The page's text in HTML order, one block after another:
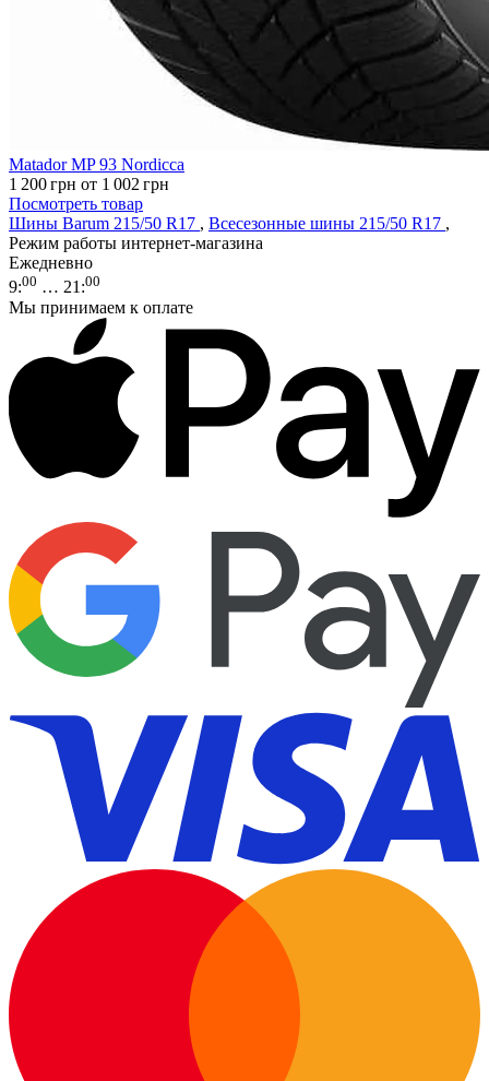
Matador MP 93 Nordicca
1 200грн от 1 002 грн
Посмотреть товар
Шины Barum 215/50 R17 , Всесезонные шины 215/50 R17 ,
Режим работы интернет-магазина
Ежедневно
9:00 … 21:00
Мы принимаем к оплате